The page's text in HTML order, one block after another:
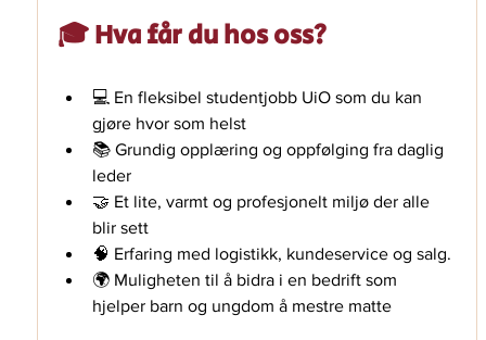
🎓 Hva får du hos oss?
💻 En fleksibel studentjobb UiO som du kan
gjøre hvor som helst
📚 Grundig opplæring og oppfølging fra daglig
leder
🤝 Et lite, varmt og profesjonelt miljø der alle
blir sett
🧠 Erfaring med logistikk, kundeservice og salg.
🌍 Muligheten til å bidra i en bedrift som
hjelper barn og ungdom å mestre matte